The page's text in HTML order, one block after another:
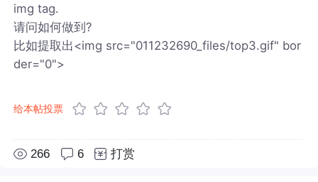
img tag.
请问如何做到?
比如提取出<img src="011232690_files/top3.gif" bor
der="0">
给本帖投票
266 6 打赏